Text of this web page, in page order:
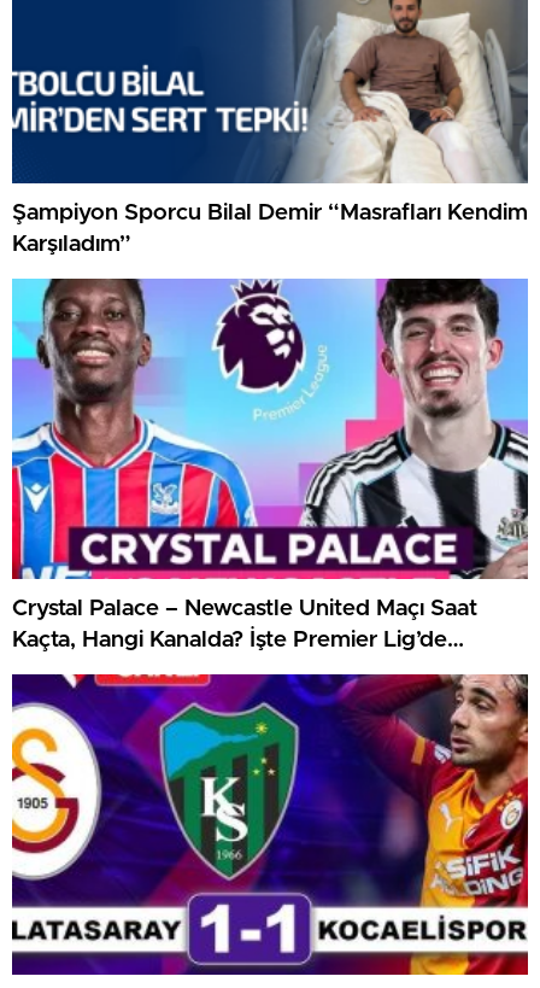
Şampiyon Sporcu Bilal Demir “Masrafları Kendim
Karşıladım”
Crystal Palace – Newcastle United Maçı Saat
Kaçta, Hangi Kanalda? İşte Premier Lig’de
Haftanın Kritik Randevusu